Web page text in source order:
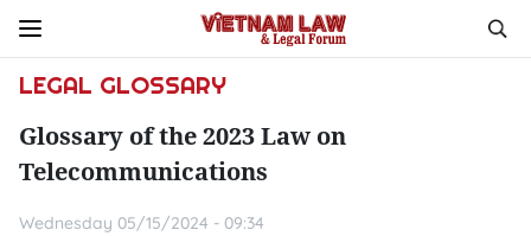
LEGAL GLOSSARY
Glossary of the 2023 Law on
Telecommunications
Wednesday 05/15/2024 - 09:34